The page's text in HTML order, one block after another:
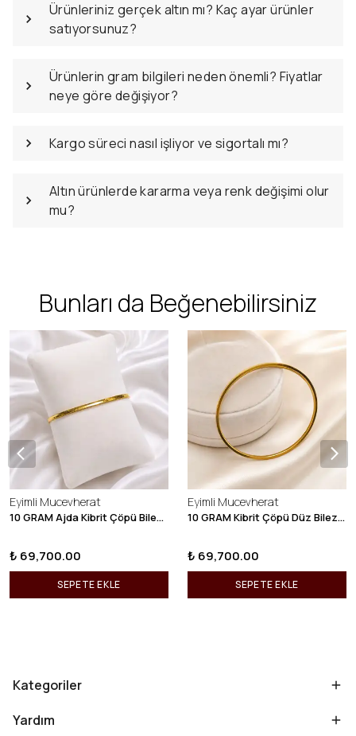
Ürünleriniz gerçek altın mı? Kaç ayar ürünler
satıyorsunuz?
Ürünlerin gram bilgileri neden önemli? Fiyatlar
neye göre değişiyor?
Kargo süreci nasıl işliyor ve sigortalı mı?
Altın ürünlerde kararma veya renk değişimi olur
mu?
Bunları da Beğenebilirsiniz
Eyimli Mucevherat
10 GRAM Ajda Kibrit Çöpü Bilezik 22 Ayar 22BLZ003
₺ 69,700.00
SEPETE EKLE
Eyimli Mucevherat
10 GRAM Kibrit Çöpü Düz Bilezik 22 Ayar 22BLZ001
₺ 69,700.00
SEPETE EKLE
Kategoriler
Yardım